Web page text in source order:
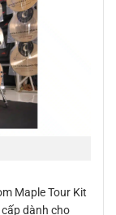
Maple Tour Kit
dành cho